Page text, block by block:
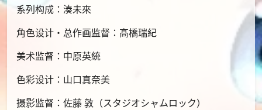
系列构成：湊未來
角色设计・总作画监督：髙橋瑞紀
美术监督：中原英統
色彩设计：山口真奈美
摄影监督：佐藤 敦（スタジオシャムロック）